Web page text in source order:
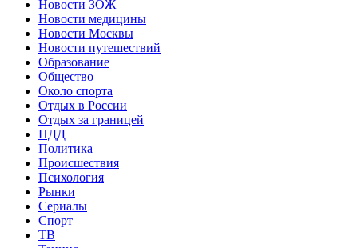
Новости ЗОЖ
Новости медицины
Новости Москвы
Новости путешествий
Образование
Общество
Около спорта
Отдых в России
Отдых за границей
ПДД
Политика
Происшествия
Психология
Рынки
Сериалы
Спорт
ТВ